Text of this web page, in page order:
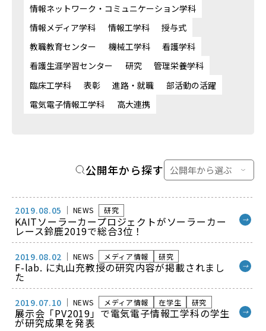
情報ネットワーク・コミュニケーション学科
情報メディア学科
情報工学科
授与式
教職教育センター
機械工学科
看護学科
看護生涯学習センター
研究
管理栄養学科
臨床工学科
表彰 進路・就職
部活動の活躍
電気電子情報工学科
高大連携
公開年から探す
2019.08.05 NEWS 研究
KAITソーラーカープロジェクトがソーラーカー
レース鈴鹿2019で総合3位！
→
2019.08.02 NEWS メディア情報 研究
F-lab. に丸山充教授の研究内容が掲載されまし
た
→
2019.07.10 NEWS メディア情報 在学生 研究
展示会「PV2019」で電気電子情報工学科の学生
が研究成果を発表
→